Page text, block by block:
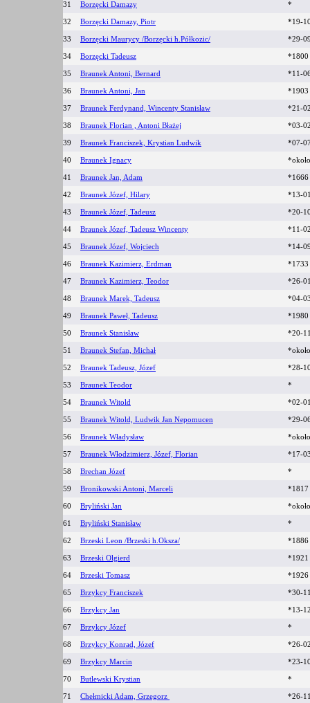
31 Borzęcki Damazy *
32 Borzęcki Damazy, Piotr *19-
33 Borzęcki Maurycy /Borzęcki h.Półkozic/ *29-
34 Borzęcki Tadeusz *1800
35 Braunek Antoni, Bernard *11-
36 Braunek Antoni, Jan *1903
37 Braunek Ferdynand, Wincenty Stanisław *21-
38 Braunek Florian , Antoni Błażej *03-
39 Braunek Franciszek, Krystian Ludwik *07-
40 Braunek Ignacy
41 Braunek Jan, Adam *1666
42 Braunek Józef, Hilary *13-
43 Braunek Józef, Tadeusz *20-
44 Braunek Józef, Tadeusz Wincenty *11-
45 Braunek Józef, Wojciech *14-
46 Braunek Kazimierz, Erdman *1733
47 Braunek Kazimierz, Teodor *26-
48 Braunek Marek, Tadeusz *04-
49 Braunek Paweł, Tadeusz *1980
50 Braunek Stanisław *20-
51 Braunek Stefan, Michał
52 Braunek Tadeusz, Józef *28-
53 Braunek Teodor *
54 Braunek Witold *02-
55 Braunek Witold, Ludwik Jan Nepomucen *29-
56 Braunek Władysław
57 Braunek Włodzimierz, Józef, Florian *17-
58 Brechan Józef *
59 Bronikowski Antoni, Marceli *1817
60 Bryliński Jan
61 Bryliński Stanisław *
62 Brzeski Leon /Brzeski h.Oksza/ *1886
63 Brzeski Olgierd *1921
64 Brzeski Tomasz *1926
65 Brzykcy Franciszek *30-
66 Brzykcy Jan *13-
67 Brzykcy Józef *
68 Brzykcy Konrad, Józef *26-
69 Brzykcy Marcin *23-
70 Butlewski Krystian *
71 Chełmicki Adam, Grzegorz *26-